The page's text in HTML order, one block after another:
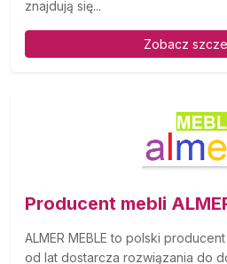
znajdują się...
Zobacz
Producent mebli
ALMER MEBLE to polski
od lat dostarcza rozwiązania do